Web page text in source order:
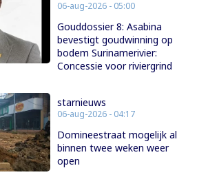
06-aug-2026 - 05:00
Gouddossier 8: Asabina
bevestigt goudwinning op
bodem Surinamerivier:
Concessie voor riviergrind
starnieuws
06-aug-2026 - 04:17
Domineestraat mogelijk al
binnen twee weken weer
open